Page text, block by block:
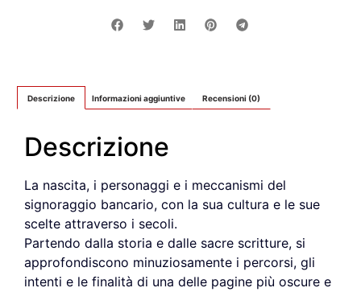
Descrizione Informazioni aggiuntive Recensioni (0)
Descrizione
La nascita, i personaggi e i meccanismi del
signoraggio bancario, con la sua cultura e le sue
scelte attraverso i secoli.
Partendo dalla storia e dalle sacre scritture, si
approfondiscono minuziosamente i percorsi, gli
intenti e le finalità di una delle pagine più oscure e